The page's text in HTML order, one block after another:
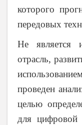
которого
передовых
Не является
отрасль,
проведен
целью
для цифровой